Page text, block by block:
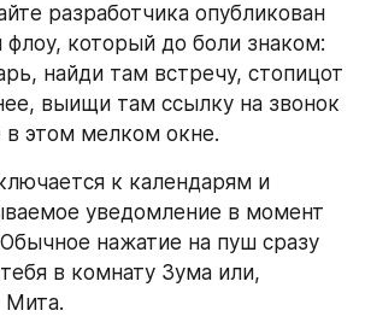
разработчика опубликован
флоу, который до боли знаком:
найди там встречу, стопицот
выищи там ссылку на звонок
этом мелком окне.
к календарям и
уведомление в момент
нажатие на пуш сразу
в комнату Зума или,
Мита.